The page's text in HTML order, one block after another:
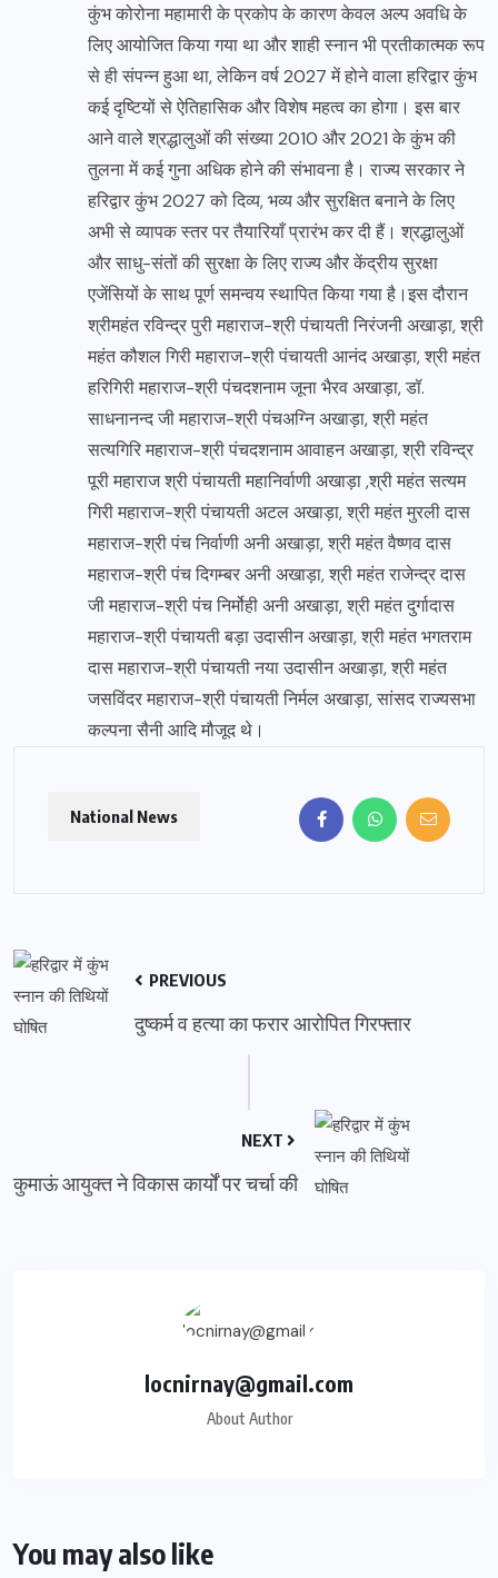
कुंभ कोरोना महामारी के प्रकोप के कारण केवल अल्प अवधि के
लिए आयोजित किया गया था और शाही स्नान भी प्रतीकात्मक रूप
से ही संपन्न हुआ था, लेकिन वर्ष 2027 में होने वाला हरिद्वार कुंभ
कई दृष्टियों से ऐतिहासिक और विशेष महत्व का होगा। इस बार
आने वाले श्रद्धालुओं की संख्या 2010 और 2021 के कुंभ की
तुलना में कई गुना अधिक होने की संभावना है। राज्य सरकार ने
हरिद्वार कुंभ 2027 को दिव्य, भव्य और सुरक्षित बनाने के लिए
अभी से व्यापक स्तर पर तैयारियाँ प्रारंभ कर दी हैं। श्रद्धालुओं
और साधु-संतों की सुरक्षा के लिए राज्य और केंद्रीय सुरक्षा
एजेंसियों के साथ पूर्ण समन्वय स्थापित किया गया है।इस दौरान
श्रीमहंत रविन्द्र पुरी महाराज-श्री पंचायती निरंजनी अखाड़ा, श्री
महंत कौशल गिरी महाराज-श्री पंचायती आनंद अखाड़ा, श्री महंत
हरिगिरी महाराज-श्री पंचदशनाम जूना भैरव अखाड़ा, डॉ.
साधनानन्द जी महाराज-श्री पंचअग्नि अखाड़ा, श्री महंत
सत्यगिरि महाराज-श्री पंचदशनाम आवाहन अखाड़ा, श्री रविन्द्र
पूरी महाराज श्री पंचायती महानिर्वाणी अखाड़ा ,श्री महंत सत्यम
गिरी महाराज-श्री पंचायती अटल अखाड़ा, श्री महंत मुरली दास
महाराज-श्री पंच निर्वाणी अनी अखाड़ा, श्री महंत वैष्णव दास
महाराज-श्री पंच दिगम्बर अनी अखाड़ा, श्री महंत राजेन्द्र दास
जी महाराज-श्री पंच निर्मोही अनी अखाड़ा, श्री महंत दुर्गादास
महाराज-श्री पंचायती बड़ा उदासीन अखाड़ा, श्री महंत भगतराम
दास महाराज-श्री पंचायती नया उदासीन अखाड़ा, श्री महंत
जसविंदर महाराज-श्री पंचायती निर्मल अखाड़ा, सांसद राज्यसभा
कल्पना सैनी आदि मौजूद थे।
National News
PREVIOUS
दुष्कर्म व हत्या का फरार आरोपित गिरफ्तार
NEXT
कुमाऊं आयुक्त ने विकास कार्यों पर चर्चा की
locnirnay@gmail.com
About Author
You may also like